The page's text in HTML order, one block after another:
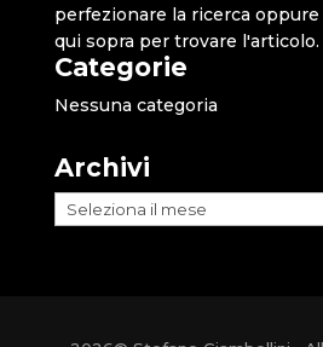
perfezionare la ricerca oppure
qui sopra per trovare l'articolo.
Categorie
Nessuna categoria
Archivi
Archivi